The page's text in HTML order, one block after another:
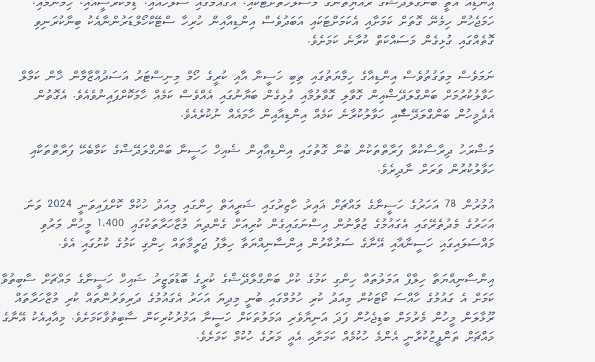
ހަމަޖެހުން ހިމެނޭ ގޮތަށް ކަމަށާއި އެކަމަށްޓަކައި އަބަދުވެސް އިންޑިއާއިން ހުރިހާ ސްޓޭކްހޯލްޑަރުންނާއެކު ބިނާކުރަނިވި
ގޮތެއްގައި ގުޅިގެން މަސައްކަތް ކުރާނެ ކަމަށެވެ.
ނަމަވެސް މިވަގުތުވެސް އިންޑިއާގެ ހިމާޔަތުގައި ތިބި ހަސީނާ އާއި ކުރީގެ ހޯމް މިނިސްޓަރު އަސަދުއްޒާމާން ޚާން ކަމާލް
ހަވާލުކުރުމަށް ބަންގްލަދޭޝްއިން ގޮވާލި ގޮވާލުމާއި ގުޅިގެން ބަޔާނުގައި އެއްވެސް ކަމެއް ހާމަކޮށްފައިނުވެއެވެ. އެގޮތުން
އެދެމީހުން ބަންގްލަދޭޝާައި ހަވާލުކުރާނެ ކަމެއް އިންޑިއާއިން ހާމައެއް ނުކުރެއެވެ.
މަޝްރަހު ދިރާސާކުރާ ފަރާތްތަކުން ބުނާ ގޮތުގައި އިންޑިއާއިން ޝެއިހް ހަސީނާ ބަންގްލަދޭޝްގެ ކަމާބެހޭ ފަރާތްތަކާއި
ހަވާލުކުރުން ވަރަށް ނާދިރެވެ.
އުމުރުން 78 އަހަރުގެ ހަސީނާގެ މައްޗަށް ޣައިރު ހާޒިރުގައި ޝަރީއަތް ހިންގައި މިއަދު ހުކުމް ކޮށްފައިވަނީ 2024 ވަނަ
އަހަރުގެ މެދުތެރޭގައި އެގައުމުގެ ޒުވާނުން އިސްނަގައިގެން ކުރިއަށް ގެންދިޔަ މުޒާހަރާތަކުގައި 1،400 މީހުން މަރުވި
މައްސަލައިގައި ހަސީނާއާއި އޭނާގެ ސަރުކާރުން އިންސާނިއްޔަތާ ހިލާފު ޖަރީމާތައް ހިންގި ކަމުގެ ކުށުގައި އެވެ.
އިންސާނިއްޔަތާ ހިލާފް އަމަލުތައް ހިންގި ކަމުގެ ކުށް ބަންގްލާދޭޝްގެ ކުރީގެ ބޮޑުވަޒީރު ޝައިހް ހަސީނާގެ މައްޗަށް ސާބިތުވާ
ކަމަށް އެ ގައުމުގެ ހާއްސަ ކޯޓަކުން މިއަދު ކުރި ހުމުމްގައި ބުނީ މިދިޔަ އަހަރު އެގައުމުގެ ދަރިވަރުންތައް ކުރި މުޒާހަރާތައް
ރޫޅާލަން މީހުން މެރުމަށް ބަޑިޖެހުން ފަދަ އަނިޔާވެރި އަމަލުތަކަށް ހަސީނާ އަމުރުކުރިކަން ސާބިތުވާކަމަށެވެ. މިއާއިއެކު އޭނާގެ
މައްޗަށް ތަންފީޒުކުރާނީ އެންމެ ހުކުމެއް ކަމަށާއި އެއީ މަރުގެ ހުކުމް ކަމަށެވެ.